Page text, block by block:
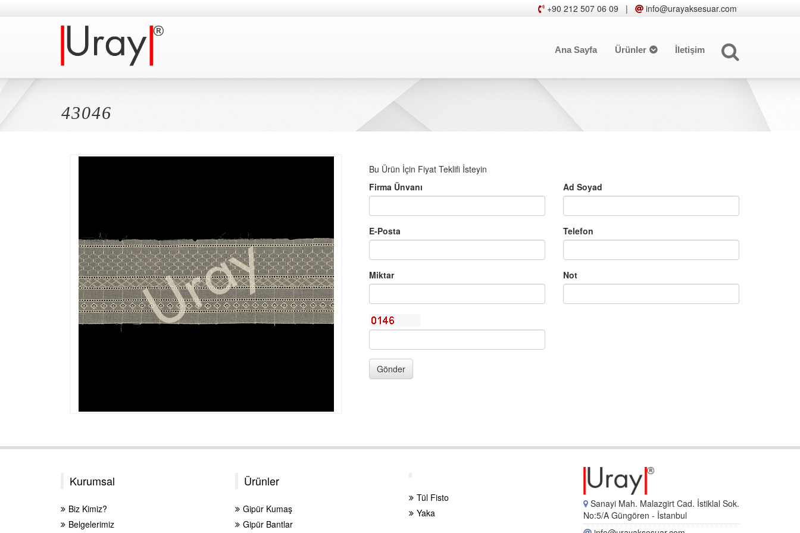
+90 212 507 06 09 | info@urayaksesuar.com
Ana Sayfa Ürünler İletişim
43046
Bu Ürün İçin Fiyat Teklifi İsteyin
Firma Ünvanı
Ad Soyad
E-Posta Telefon
Miktar Not
Gönder
Kurumsal
Biz Kimiz?
Belgelerimiz
Ürünler
Gipür Kumaş
Gipür Bantlar
Tül Fisto
Yaka
Sanayi Mah. Malazgirt Cad. İstiklal Sok.
No:5/A Güngören - İstanbul